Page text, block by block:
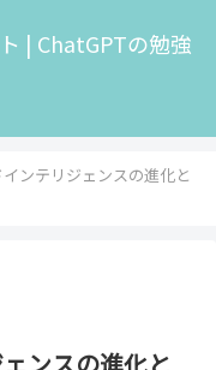
| ChatGPTの勉強
ンテリジェンスの進化と
ンスの進化と